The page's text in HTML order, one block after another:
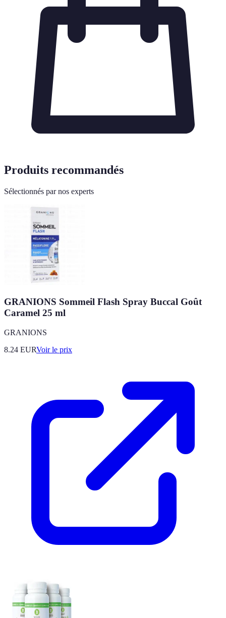
Produits recommandés
Sélectionnés par nos experts
GRANIONS Sommeil Flash Spray Buccal Goût
Caramel 25 ml
GRANIONS
8.24 EURVoir le prix